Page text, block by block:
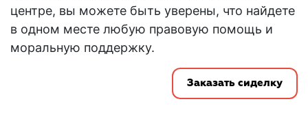
центре, вы можете быть уверены, что найдете
в одном месте любую правовую помощь и
моральную поддержку.
Заказать сиделку